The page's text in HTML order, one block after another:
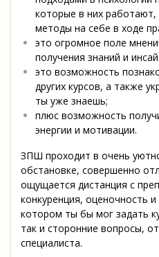
которые в них
методы на себе в ходе
это огромное поле
получения знаний и
это возможность
других курсов, а также
ты уже знаешь;
плюс возможность
энергии и мотивации.
ЗПШ проходит в очень
обстановке, совершенно
ощущается дистанция с
конкуренция, оценочность
котором ты бы мог задать
так и сторонние вопросы,
специалиста.